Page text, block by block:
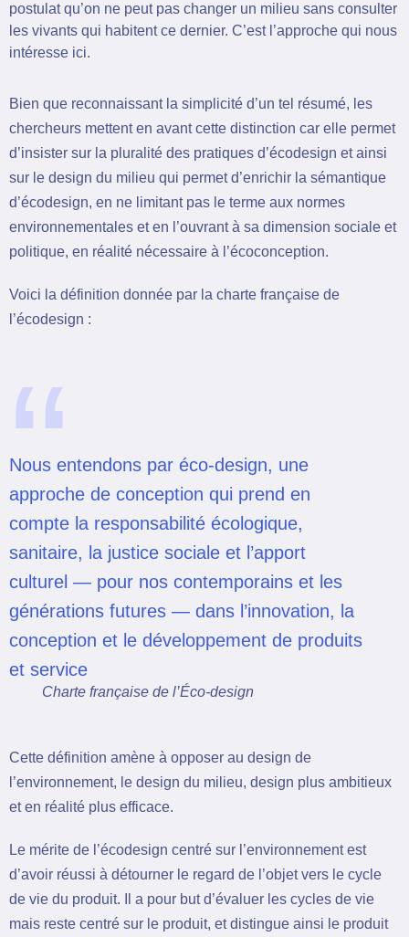
postulat qu’on ne peut pas changer un milieu sans consulter
les vivants qui habitent ce dernier. C’est l’approche qui nous
intéresse ici.
Bien que reconnaissant la simplicité d’un tel résumé, les
chercheurs mettent en avant cette distinction car elle permet
d’insister sur la pluralité des pratiques d’écodesign et ainsi
sur le design du milieu qui permet d’enrichir la sémantique
d’écodesign, en ne limitant pas le terme aux normes
environnementales et en l’ouvrant à sa dimension sociale et
politique, en réalité nécessaire à l’écoconception.
Voici la définition donnée par la charte française de
l’écodesign :
“
Nous entendons par éco-design, une
approche de conception qui prend en
compte la responsabilité écologique,
sanitaire, la justice sociale et l’apport
culturel — pour nos contemporains et les
générations futures — dans l’innovation, la
conception et le développement de produits
et service
Charte française de l’Éco-design
Cette définition amène à opposer au design de
l’environnement, le design du milieu, design plus ambitieux
et en réalité plus efficace.
Le mérite de l’écodesign centré sur l’environnement est
d’avoir réussi à détourner le regard de l’objet vers le cycle
de vie du produit. Il a pour but d’évaluer les cycles de vie
mais reste centré sur le produit, et distingue ainsi le produit